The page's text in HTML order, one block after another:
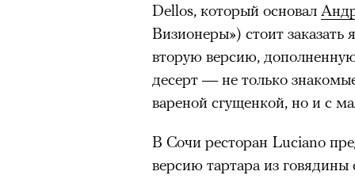
Dellos, который основал
Визионеры») стоит
вторую версию,
десерт — не только
вареной сгущенкой, но и с
В Сочи ресторан Luciano
версию тартара из
обвинителя. Зловещая
пальцев слова «past»
блеск неестественно
Бардема говорят больше
страшна.